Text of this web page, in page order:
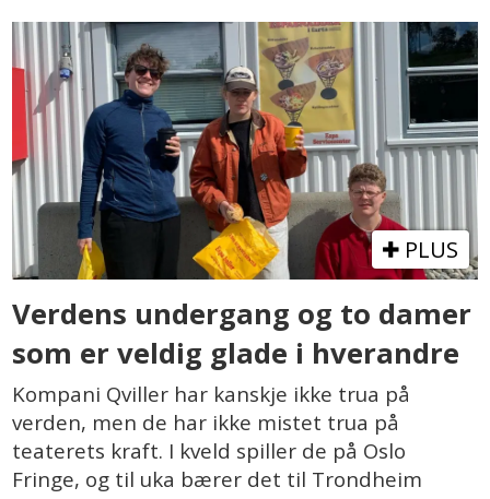
PLUS
Verdens undergang og to damer
som er veldig glade i hverandre
Kompani Qviller har kanskje ikke trua på
verden, men de har ikke mistet trua på
teaterets kraft. I kveld spiller de på Oslo
Fringe, og til uka bærer det til Trondheim